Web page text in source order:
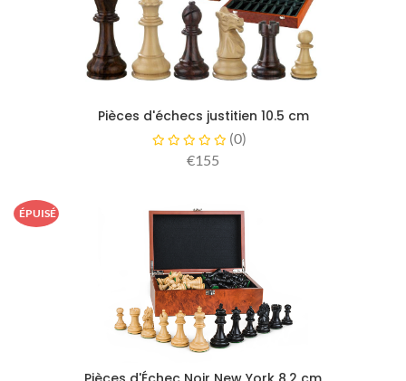
Pièces d'échecs justitien 10.5 cm
(0)
€155
ÉPUISÉ